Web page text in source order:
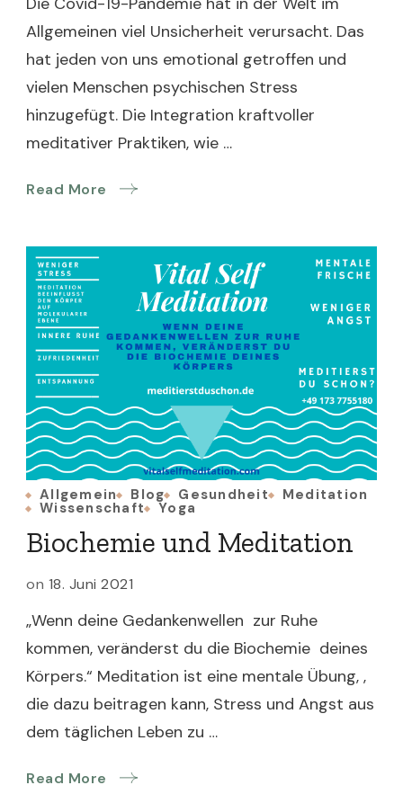
Allgemeinen viel Unsicherheit verursacht. Das
hat jeden von uns emotional getroffen und
vielen Menschen psychischen Stress
hinzugefügt. Die Integration kraftvoller
meditativer Praktiken, wie …
Read More
Allgemein Blog Gesundheit Meditation
Wissenschaft Yoga
Biochemie und Meditation
on 18. Juni 2021
„Wenn deine Gedankenwellen zur Ruhe
kommen, veränderst du die Biochemie deines
Körpers.“ Meditation ist eine mentale Übung, ,
die dazu beitragen kann, Stress und Angst aus
dem täglichen Leben zu …
Read More